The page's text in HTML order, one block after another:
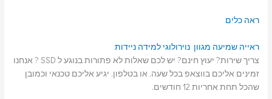
ראה כלים
ראייה שמיעה מגוון נוירולוגי למידה ניידות
צריך שירות? יעוץ חינם? יש לכם שאלות לא פתורות בנוגע ל SSD ? אנחנו
זמינים אליכם בווצאפ בכל שעה, או בטלפון, יגיע אליכם טכנאי וכמובן
שהכל תחת אחריות 12 חודשים.